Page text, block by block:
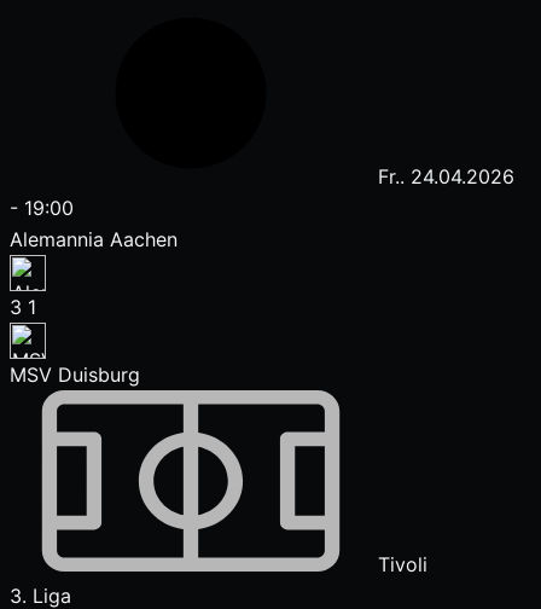
Fr.. 24.04.2026
- 19:00
Alemannia Aachen
3 1
MSV Duisburg
Tivoli
3. Liga